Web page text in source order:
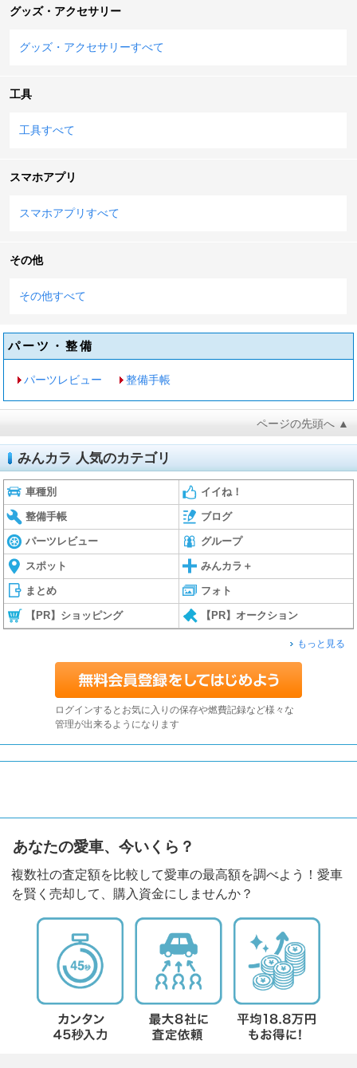
グッズ・アクセサリー
グッズ・アクセサリーすべて
工具
工具すべて
スマホアプリ
スマホアプリすべて
その他
その他すべて
パーツ・整備
パーツレビュー 整備手帳
ページの先頭へ ▲
みんカラ 人気のカテゴリ
車種別 イイね！
整備手帳 ブログ
パーツレビュー グループ
スポット みんカラ＋
まとめ フォト
【PR】ショッピング 【PR】オークション
もっと見る
ログインするとお気に入りの保存や燃費記録など様々な
管理が出来るようになります
あなたの愛車、今いくら？
複数社の査定額を比較して愛車の最高額を調べよう！愛車
を賢く売却して、購入資金にしませんか？